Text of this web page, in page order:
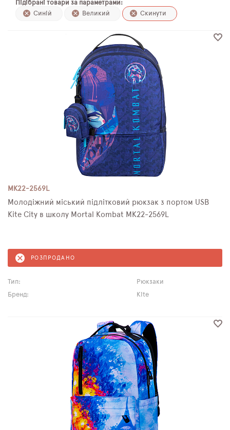
ПЛЯШКИ ДЛЯ ВОДИ
Підібрані товари за параметрами:
Синій
Великий Скинути
MK22-2569L
Молодіжний міський підлітковий рюкзак з портом USB
Kite City в школу Mortal Kombat MK22-2569L
РОЗПРОДАНО
Тип:
Рюкзаки
Бренд:
Kite